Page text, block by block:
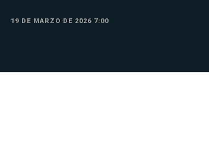
19 DE MARZO DE 2026 7:00